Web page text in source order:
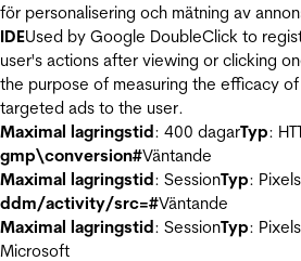
för personalisering och mätning av
IDEUsed by Google DoubleClick to
user's actions after viewing or clicking
the purpose of measuring the efficacy
targeted ads to the user.
Maximal lagringstid: 400 dagarTyp:
gmp\conversion#Väntande
Maximal lagringstid: SessionTyp:
ddm/activity/src=#Väntande
Maximal lagringstid: SessionTyp:
Microsoft